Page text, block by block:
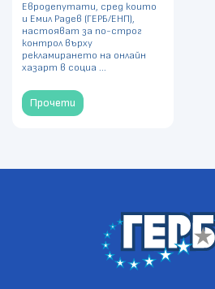
Евродепутати, сред които
и Емил Радев (ГЕРБ/ЕНП),
настояват за по-строг
контрол върху
рекламирането на онлайн
хазарт в социа ...
Прочети